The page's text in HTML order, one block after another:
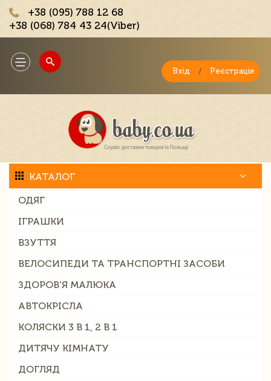
+38 (095) 788 12 68
+38 (068) 784 43 24(Viber)
Toggle
navigation
Вхід / Реєстрація
КАТАЛОГ
ОДЯГ
ІГРАШКИ
ВЗУТТЯ
ВЕЛОСИПЕДИ ТА ТРАНСПОРТНІ ЗАСОБИ
ЗДОРОВ'Я МАЛЮКА
АВТОКРІСЛА
КОЛЯСКИ 3 В 1, 2 В 1
ДИТЯЧУ КІМНАТУ
ДОГЛЯД